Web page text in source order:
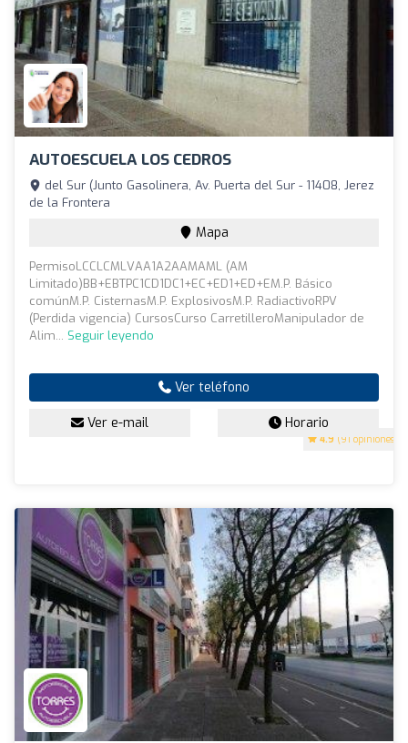
AUTOESCUELA LOS CEDROS
4.9 (91 opiniones)
del Sur (Junto Gasolinera, Av. Puerta del Sur - 11408, Jerez
de la Frontera
Mapa
PermisoLCCLCMLVAA1A2AAMAML (AM
Limitado)BB+EBTPC1CD1DC1+EC+ED1+ED+EM.P. Básico
comúnM.P. CisternasM.P. ExplosivosM.P. RadiactivoRPV
(Perdida vigencia) CursosCurso CarretilleroManipulador de
Alim... Seguir leyendo
Ver teléfono
Ver e-mail Horario